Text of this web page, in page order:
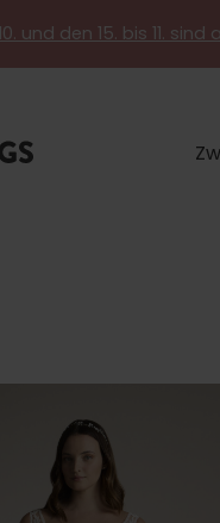
und den 15. bis 11.